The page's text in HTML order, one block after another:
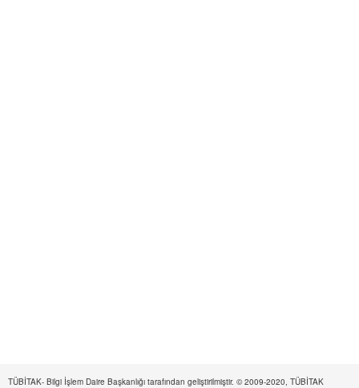
TÜBİTAK- Bilgi İşlem Daire Başkanlığı tarafından geliştirilmiştir. © 2009-2020, TÜBİTAK